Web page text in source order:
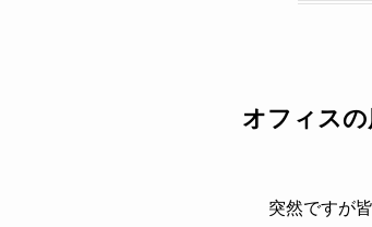
オフィス
突然ですが